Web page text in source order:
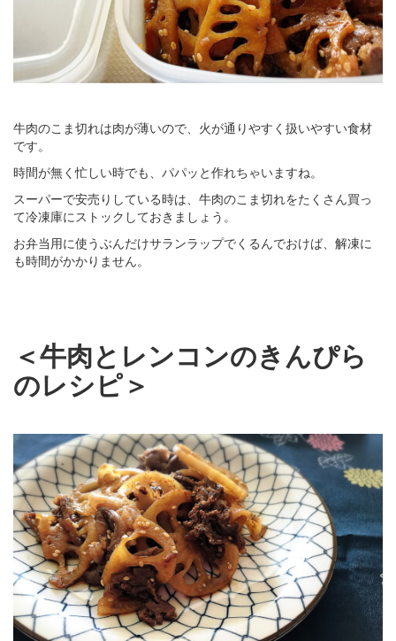
牛肉のこま切れは肉が薄いので、火が通りやすく扱いやすい食材
です。
時間が無く忙しい時でも、パパッと作れちゃいますね。
スーパーで安売りしている時は、牛肉のこま切れをたくさん買っ
て冷凍庫にストックしておきましょう。
お弁当用に使うぶんだけサランラップでくるんでおけば、解凍に
も時間がかかりません。
＜牛肉とレンコンのきんぴら
のレシピ＞